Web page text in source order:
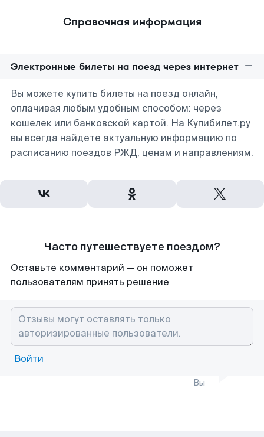
Справочная информация
Электронные билеты на поезд через интернет
Вы можете купить билеты на поезд онлайн,
оплачивая любым удобным способом: через
кошелек или банковской картой. На Купибилет.ру
вы всегда найдете актуальную информацию по
расписанию поездов РЖД, ценам и направлениям.
Часто путешествуете поездом?
Оставьте комментарий — он поможет
пользователям принять решение
Войти
Вы